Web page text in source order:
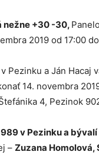
nežne +30 -30,
2019 od 17:00
Pezinku a Ján Hacaj
14. novembra
4, Pezinok
v Pezinku a
– Zuzana Homolová,